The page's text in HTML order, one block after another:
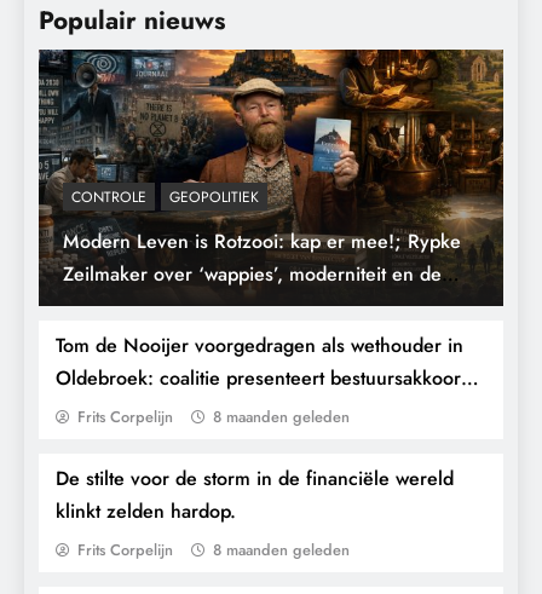
Populair nieuws
CONTROLE GEOPOLITIEK
Modern Leven is Rotzooi: kap er mee!; Rypke
Zeilmaker over ‘wappies’, moderniteit en de
Benedict Option.
Tom de Nooijer voorgedragen als wethouder in
Oldebroek: coalitie presenteert bestuursakkoord
met lokale focus.
Frits Corpelijn 8 maanden geleden
De stilte voor de storm in de financiële wereld
klinkt zelden hardop.
Frits Corpelijn 8 maanden geleden
Woke als sociaal wapen? Rypke Zeilmaker
waarschuwt voor ideologische
beïnvloeding van binnenuit.
CONTROLE
GEOPOLITIEK
GRONDRECHTEN